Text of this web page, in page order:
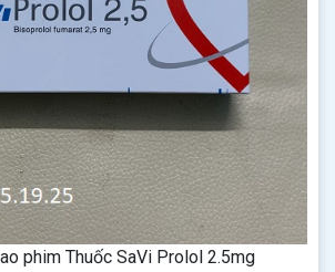
phim Thuốc SaVi Prolol 2.5mg